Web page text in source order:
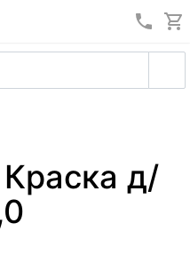
8
Краска д/